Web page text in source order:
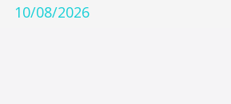
10/08/2026